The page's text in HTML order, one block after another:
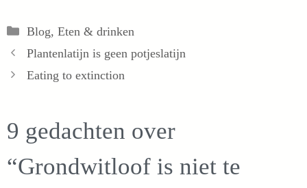
Categorieën
Blog, Eten & drinken
Plantenlatijn is geen potjeslatijn
Eating to extinction
9 gedachten over
“Grondwitloof is niet te